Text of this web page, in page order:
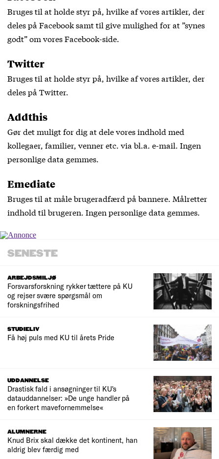
Bruges til at holde styr på, hvilke af vores artikler, der
deles på Facebook samt til give mulighed for at ”synes
godt” om vores Facebook-side.
Twitter
Bruges til at holde styr på, hvilke af vores artikler, der
deles på Twitter.
Addthis
Gør det muligt for dig at dele vores indhold med
kollegaer, familier, venner etc. via bl.a. e-mail. Ingen
personlige data gemmes.
Emediate
Bruges til at måle brugeradfærd på bannere. Målretter
indhold til brugeren. Ingen personlige data gemmes.
SENESTE
ARBEJDSMILJØ
Forsvarsforskning rykker tættere på KU
og rejser svære spørgsmål om
forskningsfrihed
STUDIELIV
Få høj puls med KU til årets Pride
UDDANNELSE
Drastisk fald i ansøgninger til KU's
datauddannelser: »De unge handler på
en forkert mavefornemmelse«
ALUMNERNE
Knud Brix skal dække det kontinent, han
aldrig blev færdig med